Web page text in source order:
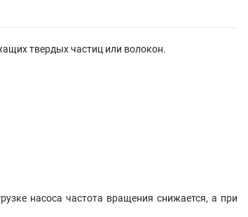
твердых частиц или волокон.
насоса частота вращения снижается, а при